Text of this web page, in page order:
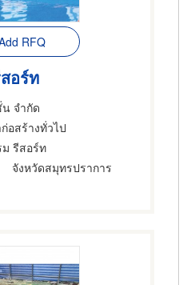
RFQ
อร์ท
จำกัด
อสร้างทั่วไป
ม รีสอร์ท
จังหวัดสมุทรปราการ